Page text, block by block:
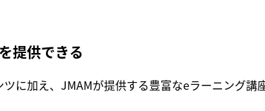
提供できる
に加え、JMAMが提供する豊富なeラーニング